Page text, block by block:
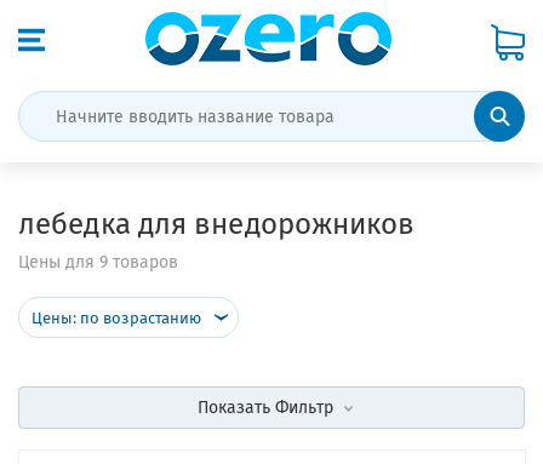
лебедка для внедорожников
Цены для 9 товаров
Цены: по возрастанию
ПоказатьФильтр